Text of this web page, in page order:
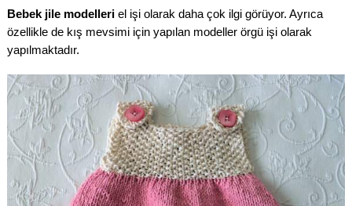
Bebek jile modelleriel işi olarak daha çok ilgi görüyor. Ayrıca
özellikle de kış mevsimi için yapılan modeller örgü işi olarak
yapılmaktadır.